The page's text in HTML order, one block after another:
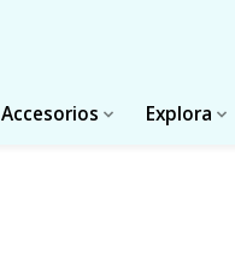
Accesorios Explora